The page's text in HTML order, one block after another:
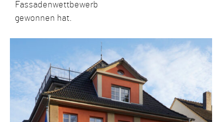
Fassadenwettbewerb
gewonnen hat.